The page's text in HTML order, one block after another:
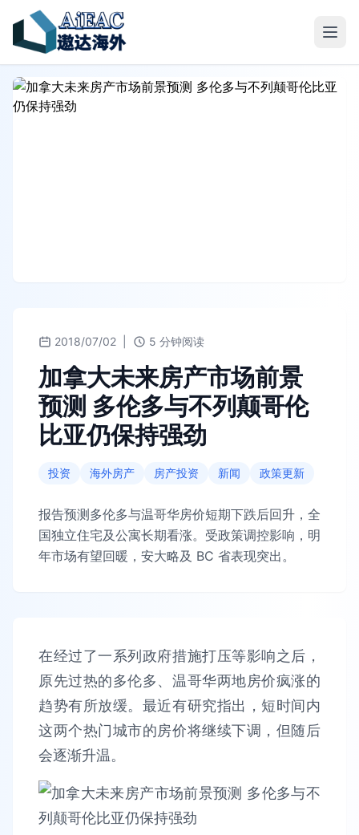
2018/07/02 5 分钟阅读
加拿大未来房产市场前景
预测 多伦多与不列颠哥伦
比亚仍保持强劲
投资 海外房产 房产投资 新闻 政策更新
报告预测多伦多与温哥华房价短期下跌后回升，全
国独立住宅及公寓长期看涨。受政策调控影响，明
年市场有望回暖，安大略及 BC 省表现突出。
在经过了一系列政府措施打压等影响之后，
原先过热的多伦多、温哥华两地房价疯涨的
趋势有所放缓。最近有研究指出，短时间内
这两个热门城市的房价将继续下调，但随后
会逐渐升温。